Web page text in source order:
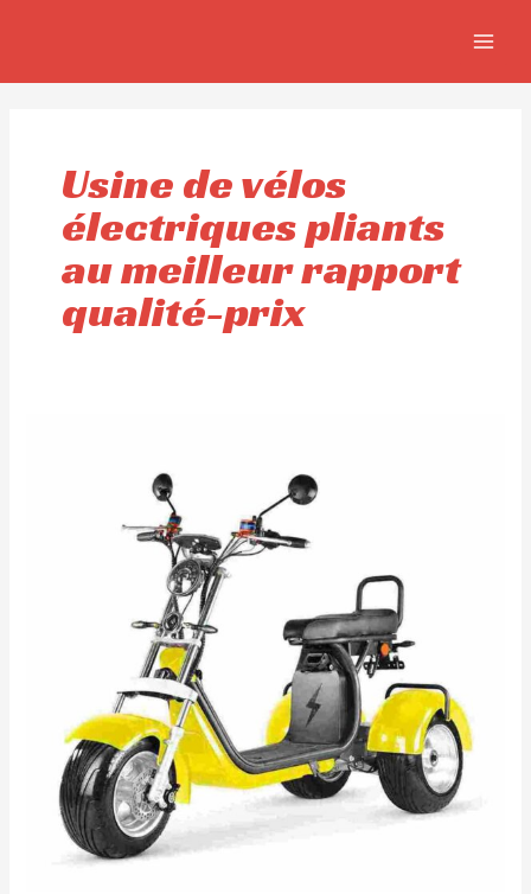
Usine de vélos
électriques pliants
au meilleur rapport
qualité-prix